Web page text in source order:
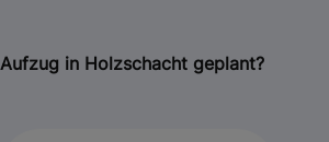
Aufzug in Holzschacht geplant?